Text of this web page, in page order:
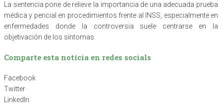
La sentencia pone de relieve la importancia de una adecuada prueba
médica y pericial en procedimientos frente al INSS, especialmente en
enfermedades donde la controversia suele centrarse en la
objetivación de los síntomas.
Comparte esta noticia en redes socials
Facebook
Twitter
LinkedIn